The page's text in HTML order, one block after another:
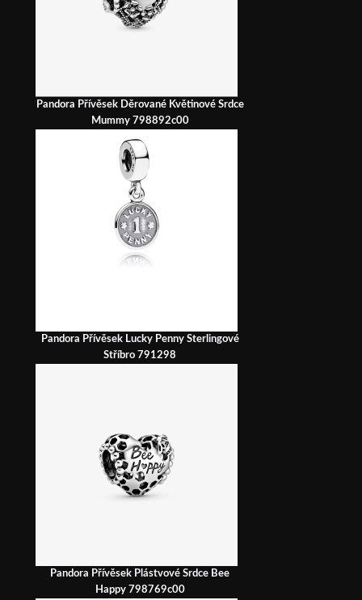
Pandora Přívěsek Děrované Květinové Srdce
Mummy 798892c00
Pandora Přívěsek Lucky Penny Sterlingové
Stříbro 791298
Pandora Přívěsek Plástvové Srdce Bee
Happy 798769c00